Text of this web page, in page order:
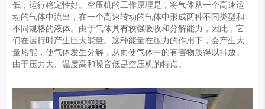
低；运行稳定性好。空压机的工作原理是，将气体从一个高速运
动的气体中流出，在一个高速转动的气体中形成两种不同类型和
不同规格的液体。由于气体具有较强吸收和分解能力，因此，它
们在运行时产生巨大能量。这种能量在压力的作用下，会产生大
量热能，使气体发生分解，从而使气体中的有害物质得以排放。
由于压力大、温度高和噪音低是空压机的特点。